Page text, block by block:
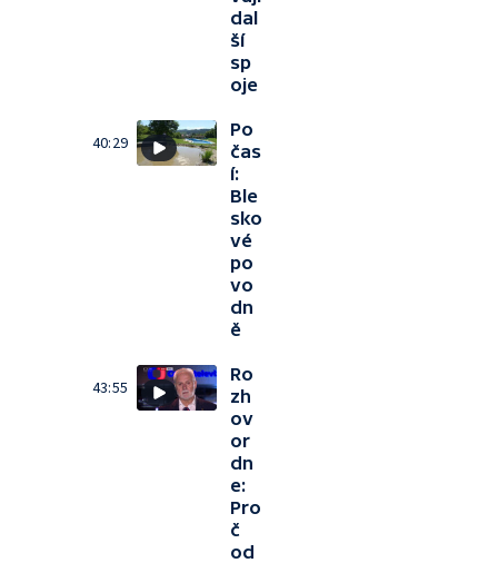
dal
ší
sp
oje
40:29
Po
čas
í:
Ble
sko
vé
po
vo
dn
ě
43:55
Ro
zh
ov
or
dn
e:
Pro
č
od